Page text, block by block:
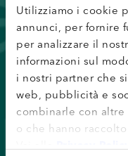
Utilizziamo i cookie
annunci, per fornire
per analizzare il
informazioni sul
i nostri partner che
web, pubblicità e
combinarle con
o che hanno
Vai allaPrivacy